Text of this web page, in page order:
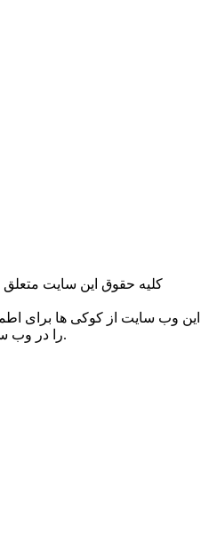
کلیه حقوق این سایت متعلق
این وب سایت از کوکی ها برای
را در وب سایت ما دارید ، استفاده می کند.